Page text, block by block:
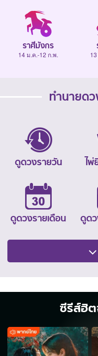
ราศีมังกร
14 ม.ค.-12 ก.พ.
ทำนายดว
ดูดวงรายวัน ไ
ดูดวงรายเดือน
ดูด
ซีรีส์ฮิ